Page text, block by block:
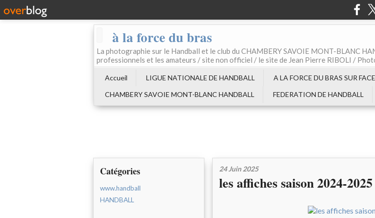
à la force du bras
La photographie sur le Handball et le club du CHAMBERY SAVOIE MONT-BLANC
professionnels et les amateurs / site non officiel / le site de Jean Pierre RIBOLI /
Accueil LIGUE NATIONALE DE HANDBALL
A LA FORCE DU BRAS SUR
CHAMBERY SAVOIE MONT-BLANC HANDBALL
FEDERATION DE HANDBALL
Catégories
www.handball
HANDBALL
24 Juin 2025
les affiches saison 2024-2025